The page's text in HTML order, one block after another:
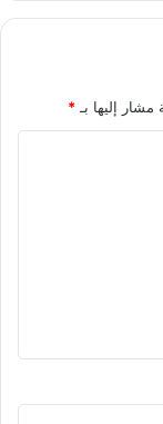
مشار إليها بـ *